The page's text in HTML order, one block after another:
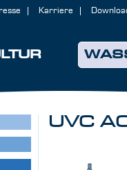
Karriere
UVC